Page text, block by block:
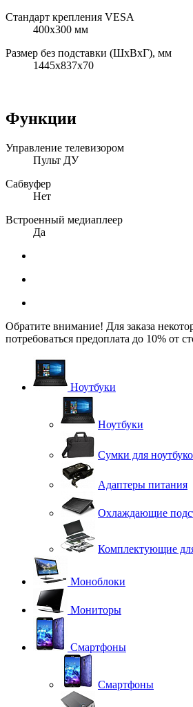
Стандарт крепления VESA
400x300 мм
Размер без подставки (ШxВxГ), мм
1445x837x70
Функции
Управление телевизором
Пульт ДУ
Сабвуфер
Нет
Встроенный медиаплеер
Да
Обратите внимание! Для заказа
потребоваться предоплата до 10% от
Ноутбуки
Ноутбуки
Сумки для
Адаптеры питания
Охлаждающие
Комплектующие
Моноблоки
Мониторы
Смартфоны
Смартфоны